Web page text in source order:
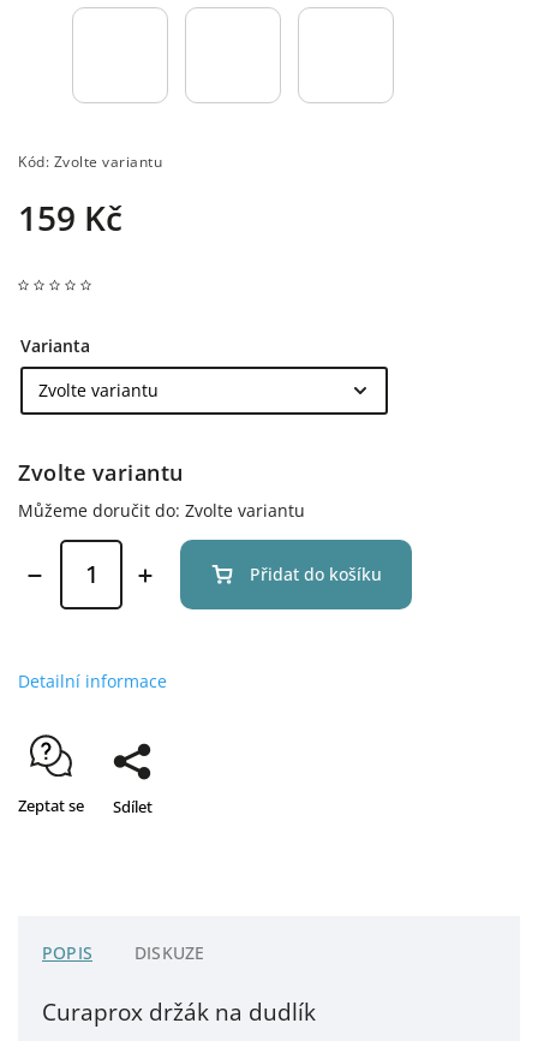
Kód: Zvolte variantu
159 Kč
Varianta
Zvolte variantu
Můžeme doručit do: Zvolte variantu
Přidat do košíku
Detailní informace
Zeptat se Sdílet
POPIS DISKUZE
Curaprox držák na dudlík